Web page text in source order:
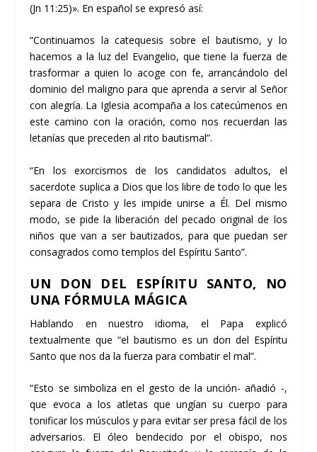
(Jn 11:25)». En español se expresó así:
“Continuamos la catequesis sobre el bautismo, y lo
hacemos a la luz del Evangelio, que tiene la fuerza de
trasformar a quien lo acoge con fe, arrancándolo del
dominio del maligno para que aprenda a servir al Señor
con alegría. La Iglesia acompaña a los catecúmenos en
este camino con la oración, como nos recuerdan las
letanías que preceden al rito bautismal”.
“En los exorcismos de los candidatos adultos, el
sacerdote suplica a Dios que los libre de todo lo que les
separa de Cristo y les impide unirse a Él. Del mismo
modo, se pide la liberación del pecado original de los
niños que van a ser bautizados, para que puedan ser
consagrados como templos del Espíritu Santo”.
UN DON DEL ESPÍRITU SANTO, NO
UNA FÓRMULA MÁGICA
Hablando en nuestro idioma, el Papa explicó
textualmente que “el bautismo es un don del Espíritu
Santo que nos da la fuerza para combatir el mal”.
“Esto se simboliza en el gesto de la unción- añadió -,
que evoca a los atletas que ungían su cuerpo para
tonificar los músculos y para evitar ser presa fácil de los
adversarios. El óleo bendecido por el obispo, nos